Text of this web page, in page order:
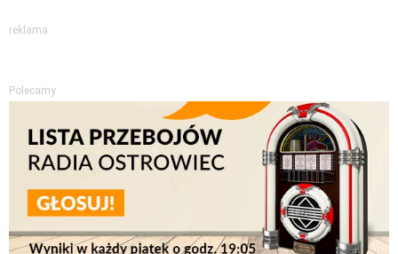
reklama
Polecamy